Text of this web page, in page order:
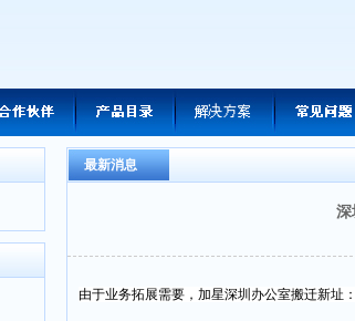
最新消息
深
由于业务拓展需要，加星深圳办公室搬迁新址